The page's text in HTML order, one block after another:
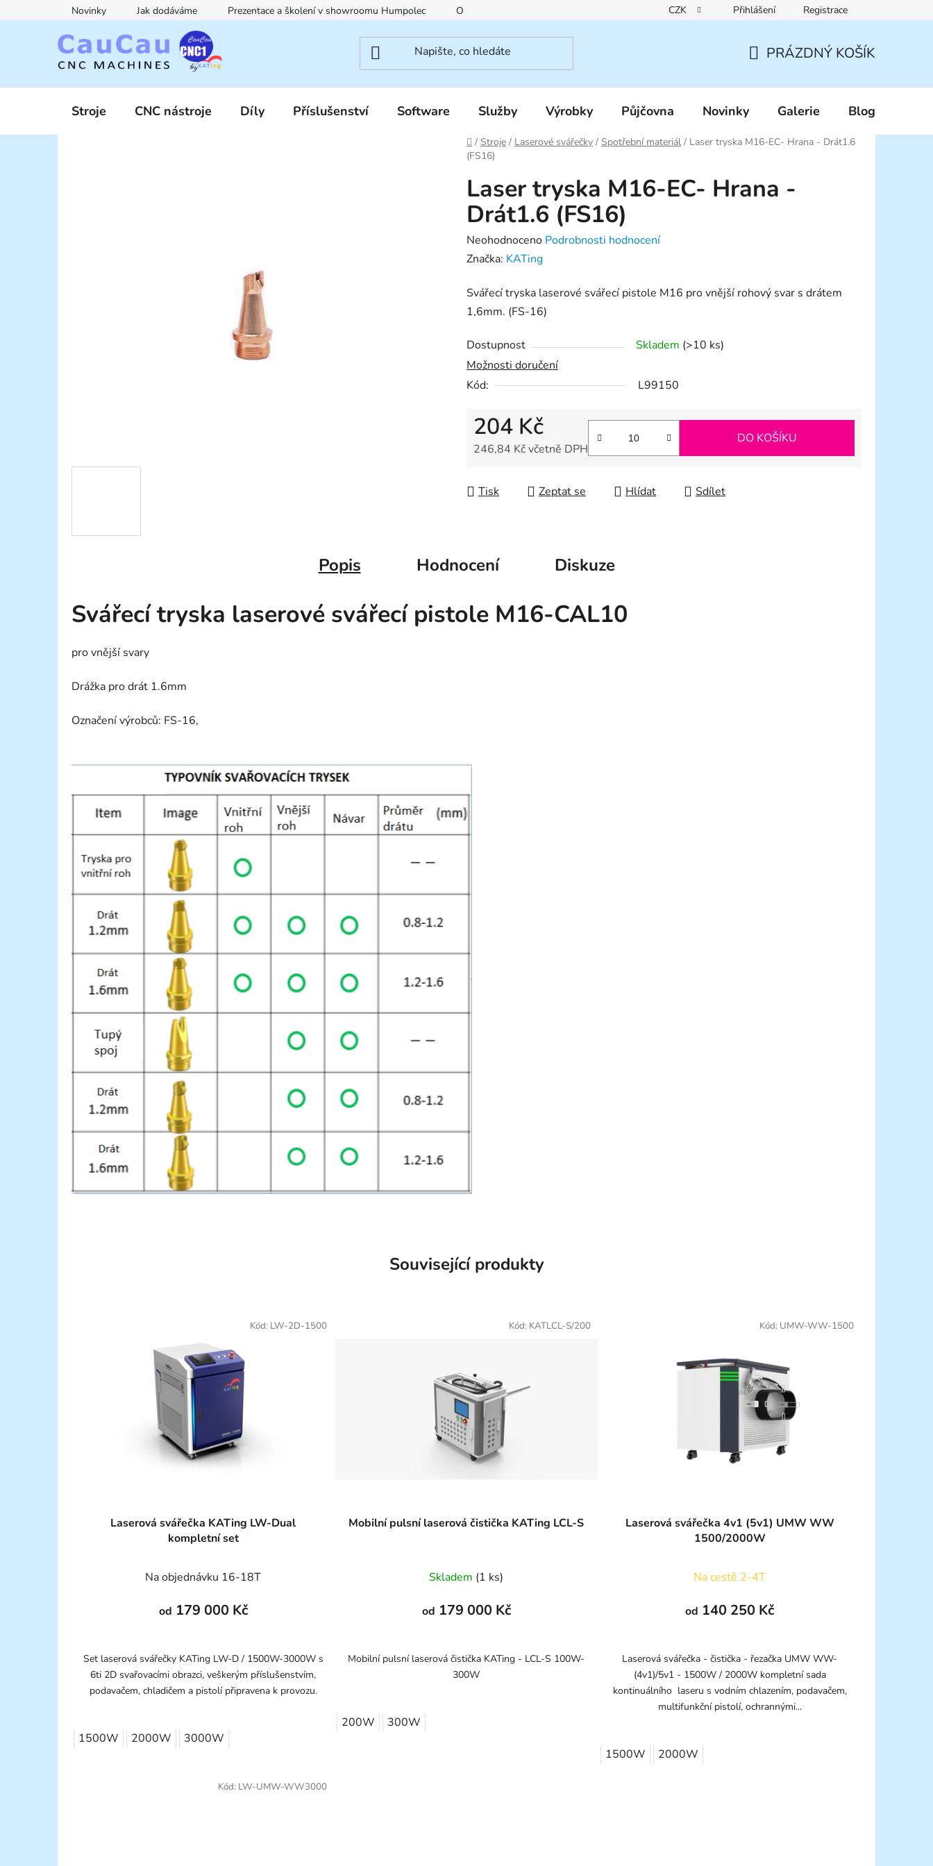
na
Novinky Jak dodáváme Prezentace a školení v showroomu Humpolec O nás Reklamační řád Pravidla zákaznických slev
CZK Přihlášení Registrace
KOŠÍK
PRÁZDNÝ KOŠÍK
Stroje CNC nástroje Díly Příslušenství Software Služby Výrobky Půjčovna Novinky Galerie Blog
Domů
/ Stroje / Laserové svářečky / Spotřební materiál / Laser tryska M16-EC- Hrana - Drát1.6
(FS16)
Laser tryska M16-EC- Hrana -
Drát1.6 (FS16)
Průměrné
hodnocení
je
0,0
5
hvězdiček.
Neohodnoceno Podrobnosti hodnocení
Značka: KATing
Svářecí tryska laserové svářecí pistole M16 pro vnější rohový svar s drátem
1,6mm. (FS-16)
Dostupnost Skladem (>10 ks)
Možnosti doručení
Kód:
L99150
204 Kč
246,84 Kč včetně DPH
DO KOŠÍKU
Tisk Zeptat se Hlídat Sdílet
Popis Hodnocení Diskuze
Svářecí tryska laserové svářecí pistole M16-CAL10
pro vnější svary
Drážka pro drát 1.6mm
Označení výrobců: FS-16,
Související produkty
Laserová svářečka KATing LW-Dual
kompletní set
Na objednávku 16-18T
od 179 000 Kč
Set laserová svářečky KATing LW-D / 1500W-3000W s
6ti 2D svařovacími obrazci, veškerým příslušenstvím,
podavačem, chladičem a pistolí připravena k provozu.
1500W 2000W 3000W
Kód: LW-2D-1500
Mobilní pulsní laserová čistička KATing LCL-S
Skladem (1 ks)
od 179 000 Kč
Mobilní pulsní laserová čistička KATing - LCL-S 100W-
300W
200W 300W
Kód: KATLCL-S/200
Laserová svářečka 4v1 (5v1) UMW WW
1500/2000W
Na cestě 2-4T
od 140 250 Kč
Laserová svářečka - čistička - řezačka UMW WW-
(4v1)/5v1 - 1500W / 2000W kompletní sada
kontinuálního laseru s vodním chlazením, podavačem,
multifunkční pistolí, ochrannými...
1500W 2000W
Kód: UMW-WW-1500
Kód: LW-UMW-WW3000